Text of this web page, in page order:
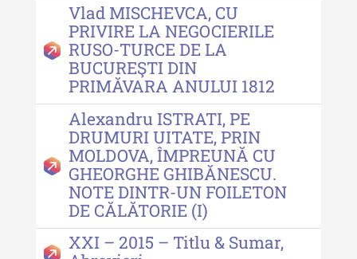
Vlad MISCHEVCA, CU
PRIVIRE LA NEGOCIERILE
RUSO-TURCE DE LA
BUCUREŞTI DIN
PRIMĂVARA ANULUI 1812
Alexandru ISTRATI, PE
DRUMURI UITATE, PRIN
MOLDOVA, ÎMPREUNĂ CU
GHEORGHE GHIBĂNESCU.
NOTE DINTR-UN FOILETON
DE CĂLĂTORIE (I)
XXI – 2015 – Titlu & Sumar,